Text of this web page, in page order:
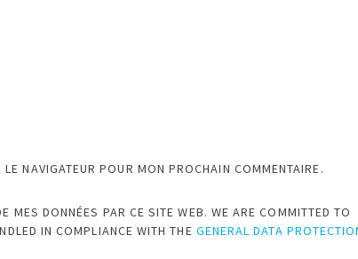
NAVIGATEUR POUR MON PROCHAIN COMMENTAIRE.
MES DONNÉES PAR CE SITE WEB. WE ARE COMMITTED TO
IN COMPLIANCE WITH THE GENERAL DATA